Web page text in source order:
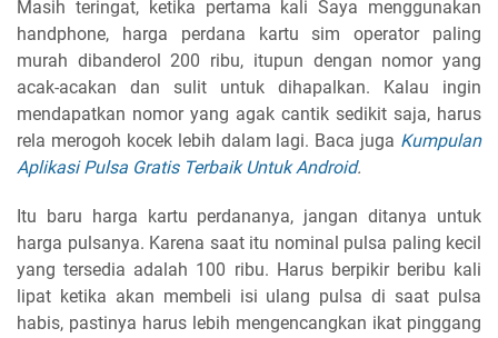
Masih teringat, ketika pertama kali Saya menggunakan
handphone, harga perdana kartu sim operator paling
murah dibanderol 200 ribu, itupun dengan nomor yang
acak-acakan dan sulit untuk dihapalkan. Kalau ingin
mendapatkan nomor yang agak cantik sedikit saja, harus
rela merogoh kocek lebih dalam lagi. Baca juga Kumpulan
Aplikasi Pulsa Gratis Terbaik Untuk Android.
Itu baru harga kartu perdananya, jangan ditanya untuk
harga pulsanya. Karena saat itu nominal pulsa paling kecil
yang tersedia adalah 100 ribu. Harus berpikir beribu kali
lipat ketika akan membeli isi ulang pulsa di saat pulsa
habis, pastinya harus lebih mengencangkan ikat pinggang